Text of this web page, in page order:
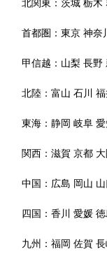
北関東：茨城 栃木
首都圏：東京 神奈
甲信越： 山梨 長野
北陸：富山 石川
東海：静岡 岐阜
関西：滋賀 京都
中国： 広島 岡山
四国：香川 愛媛
九州：福岡 佐賀